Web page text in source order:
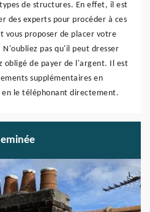
de structures. En effet, il est
des experts pour procéder à ces
vous proposer de placer votre
N'oubliez pas qu'il peut dresser
obligé de payer de l'argent. Il est
supplémentaires en
le téléphonant directement.